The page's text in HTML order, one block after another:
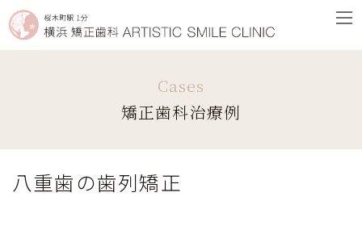
ン
テ
キ
ビ
ゲ
に
矯正歯科治療例
八重歯の歯列矯正